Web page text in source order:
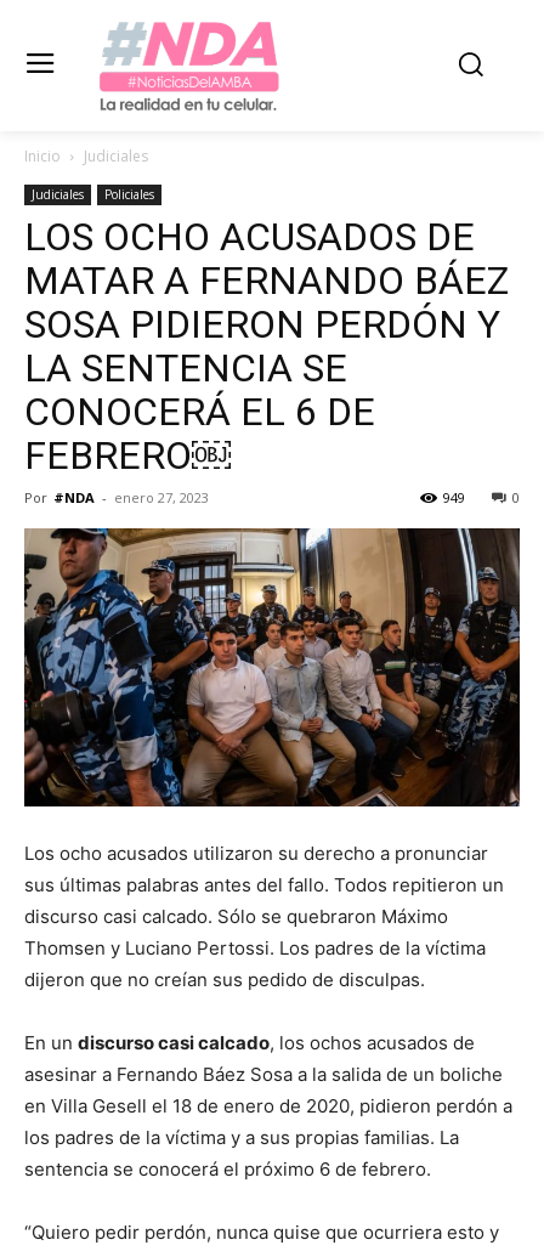
Inicio Judiciales
Judiciales Policiales
LOS OCHO ACUSADOS DE
MATAR A FERNANDO BÁEZ
SOSA PIDIERON PERDÓN Y
LA SENTENCIA SE
CONOCERÁ EL 6 DE
FEBRERO￼
Por #NDA - enero 27, 2023 0
949
Los ocho acusados utilizaron su derecho a pronunciar
sus últimas palabras antes del fallo. Todos repitieron un
discurso casi calcado. Sólo se quebraron Máximo
Thomsen y Luciano Pertossi. Los padres de la víctima
dijeron que no creían sus pedido de disculpas.
En un discurso casi calcado, los ochos acusados de
asesinar a Fernando Báez Sosa a la salida de un boliche
en Villa Gesell el 18 de enero de 2020, pidieron perdón a
los padres de la víctima y a sus propias familias. La
sentencia se conocerá el próximo 6 de febrero.
“Quiero pedir perdón, nunca quise que ocurriera esto y